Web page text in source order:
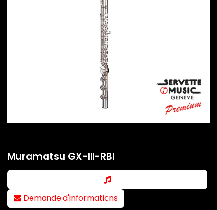
Muramatsu GX-III-RBI
Demande d'informations